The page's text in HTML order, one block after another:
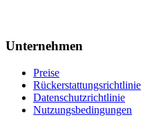
Unternehmen
Preise
Rückerstattungsrichtlinie
Datenschutzrichtlinie
Nutzungsbedingungen